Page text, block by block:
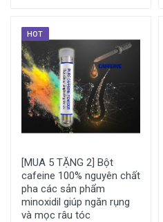
HOT
[MUA 5 TẶNG 2] Bột
cafeine 100% nguyên chất
pha các sản phẩm
minoxidil giúp ngăn rụng
và mọc râu tóc